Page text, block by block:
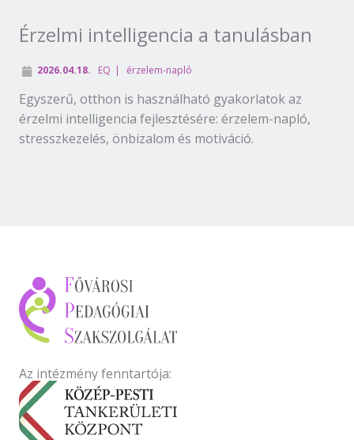
Érzelmi intelligencia a tanulásban
2026.04.18. EQ érzelem-napló
Egyszerű, otthon is használható gyakorlatok az
érzelmi intelligencia fejlesztésére: érzelem-napló,
stresszkezelés, önbizalom és motiváció.
Az intézmény fenntartója: